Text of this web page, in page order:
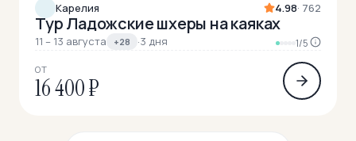
Карелия 4.98· 762
Тур Ладожские шхеры на каяках
11 – 13 августа +28 ·3 дня 1/5
ОТ
16 400 ₽